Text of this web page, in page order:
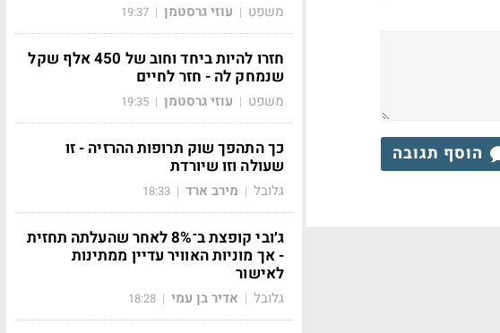
הוסף תגובה
משפט | עוזי גרסטמן |
19:37
חזרו להיות ביחד וחוב של 450 אלף שקל
שנמחק לה - חזר לחיים
משפט | עוזי גרסטמן |
19:35
כך התהפך שוק תרופות ההרזיה - זו
שעולה וזו שיורדת
גלובל | מירב ארד |
18:33
ג׳ובי קופצת ב־8% לאחר שהעלתה תחזית
- אך מוניות האוויר עדיין ממתינות
לאישור
גלובל | אדיר בן עמי |
18:28